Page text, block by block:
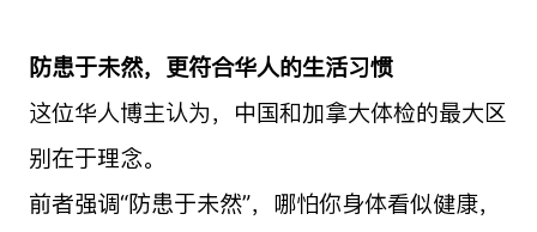
防患于未然，更符合华人的生活习惯
这位华人博主认为，中国和加拿大体检的最大区
别在于理念。
前者强调“防患于未然”，哪怕你身体看似健康，